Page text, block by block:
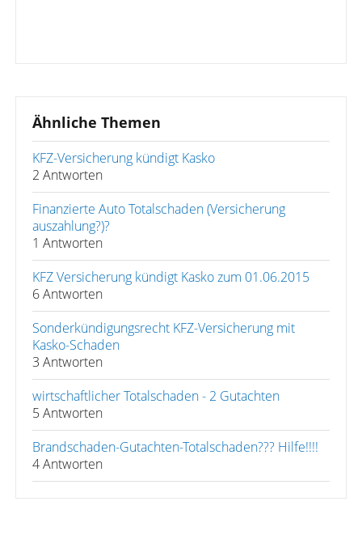
Ähnliche Themen
KFZ-Versicherung kündigt Kasko
2 Antworten
Finanzierte Auto Totalschaden (Versicherung
auszahlung?)?
1 Antworten
KFZ Versicherung kündigt Kasko zum 01.06.2015
6 Antworten
Sonderkündigungsrecht KFZ-Versicherung mit
Kasko-Schaden
3 Antworten
wirtschaftlicher Totalschaden - 2 Gutachten
5 Antworten
Brandschaden-Gutachten-Totalschaden??? Hilfe!!!!
4 Antworten